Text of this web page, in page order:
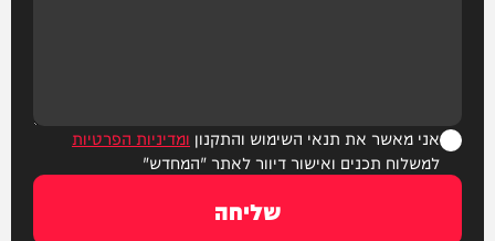
אני מאשר את תנאי השימוש והתקנון ומדיניות הפרטיות
למשלוח תכנים ואישור דיוור לאתר "המחדש"
שליחה